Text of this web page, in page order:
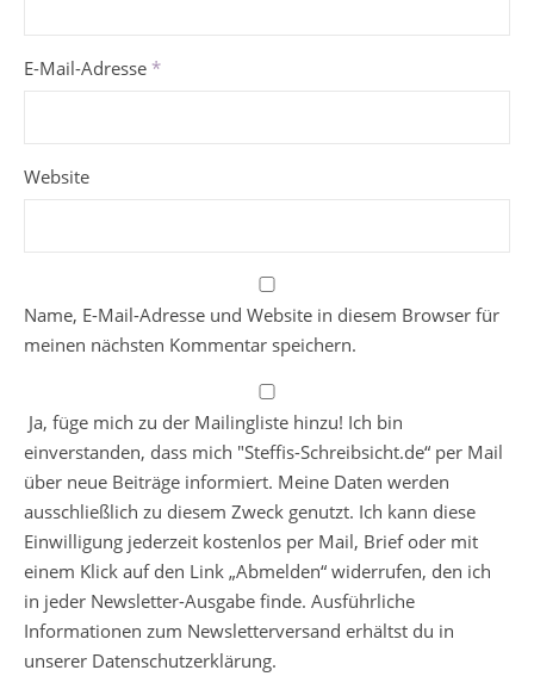
E-Mail-Adresse *
Website
Name, E-Mail-Adresse und Website in diesem Browser für
meinen nächsten Kommentar speichern.
Ja, füge mich zu der Mailingliste hinzu! Ich bin
einverstanden, dass mich "Steffis-Schreibsicht.de“ per Mail
über neue Beiträge informiert. Meine Daten werden
ausschließlich zu diesem Zweck genutzt. Ich kann diese
Einwilligung jederzeit kostenlos per Mail, Brief oder mit
einem Klick auf den Link „Abmelden“ widerrufen, den ich
in jeder Newsletter-Ausgabe finde. Ausführliche
Informationen zum Newsletterversand erhältst du in
unserer Datenschutzerklärung.